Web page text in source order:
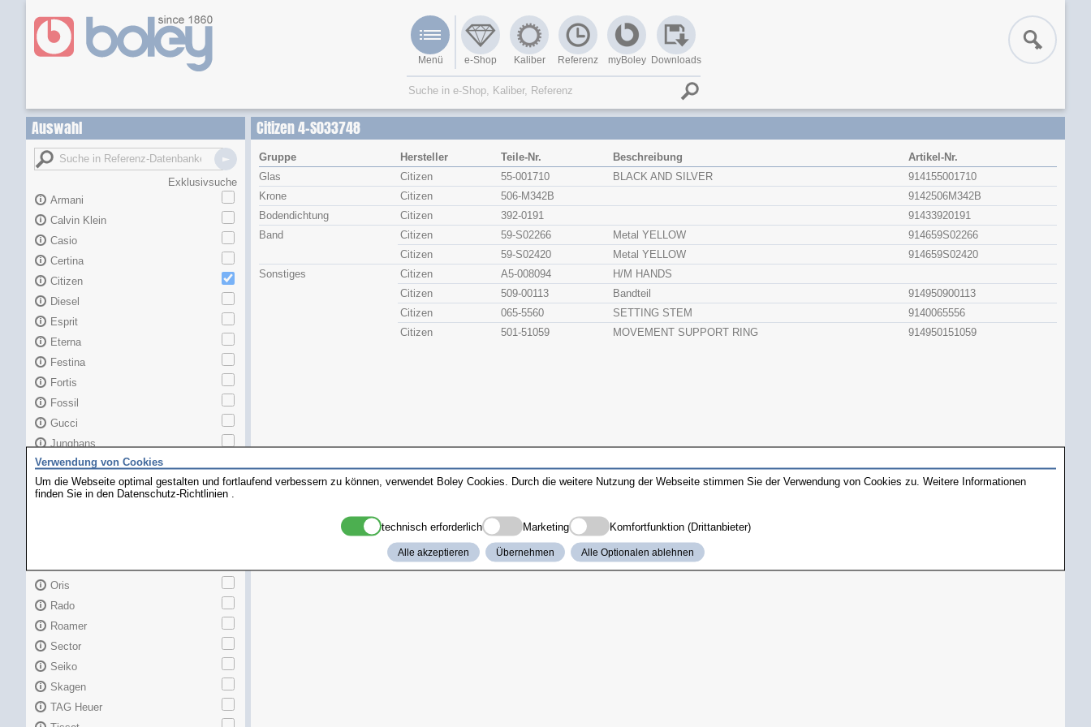
Menü e-Shop Kaliber Referenz myBoley Downloads
Auswahl
Exklusivsuche
Armani
Calvin Klein
Casio
Certina
Citizen
Diesel
Esprit
Eterna
Festina
Fortis
Fossil
Gucci
Junghans
Longines
Maurice Lacroix
Oris
Rado
Roamer
Sector
Seiko
Skagen
TAG Heuer
Citizen 4-S033748
Gruppe Hersteller Teile-Nr. Beschreibung
Artikel-Nr.
Glas
Citizen 55-001710 BLACK AND SILVER
914155001710
Krone
Citizen 506-M342B
9142506M342B
Bodendichtung
Citizen 392-0191
91433920191
Band
Citizen 59-S02266 Metal YELLOW
914659S02266
Citizen
59-S02420 Metal YELLOW
914659S02420
Sonstiges
Citizen A5-008094
H/M HANDS
Citizen
509-00113 Bandteil
914950900113
Citizen
065-5560 SETTING STEM
9140065556
Citizen
501-51059 MOVEMENT SUPPORT RING 914950151059
Verwendung von Cookies
Um die Webseite optimal gestalten und fortlaufend verbessern zu können, verwendet Boley Cookies. Durch die weitere Nutzung der Webseite stimmen Sie der Verwendung von Cookies zu. Weitere Informationen
finden Sie in den Datenschutz-Richtlinien
technisch erforderlich Marketing Komfortfunktion (Drittanbieter)
Alle akzeptieren Übernehmen Alle Optionalen ablehnen